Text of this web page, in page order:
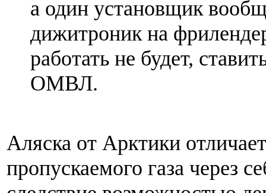
а один установщик
дижитроник на
работать не будет,
ОМВЛ.
Аляска от Арктики
пропускаемого газа через